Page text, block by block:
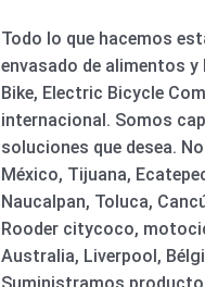
Todo lo que hacemos
envasado de alimentos y
Bike, Electric Bicycle
internacional. Somos
soluciones que desea.
México, Tijuana,
Naucalpan, Toluca,
Rooder citycoco,
Australia, Liverpool,